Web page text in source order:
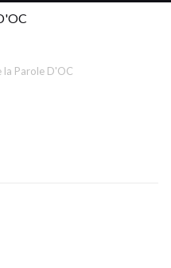
la Parole D'OC